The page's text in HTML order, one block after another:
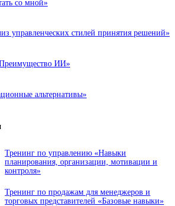
со мной»
управленческих стилей принятия решений»
ИИ»
альтернативы»
Тренинг по управлению «Навыки
планирования, организации, мотивации и
контроля»
Тренинг по продажам для менеджеров и
торговых представителей «Базовые навыки»